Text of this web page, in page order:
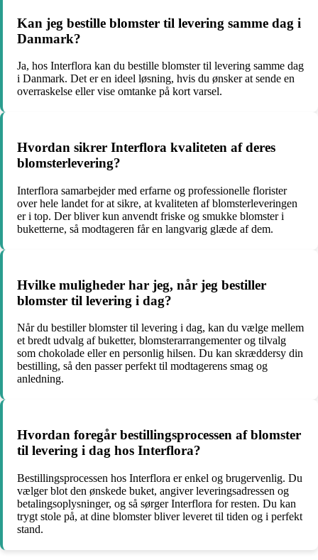
Kan jeg bestille blomster til levering samme dag i
Danmark?
Ja, hos Interflora kan du bestille blomster til levering samme dag
i Danmark. Det er en ideel løsning, hvis du ønsker at sende en
overraskelse eller vise omtanke på kort varsel.
Hvordan sikrer Interflora kvaliteten af deres
blomsterlevering?
Interflora samarbejder med erfarne og professionelle florister
over hele landet for at sikre, at kvaliteten af blomsterleveringen
er i top. Der bliver kun anvendt friske og smukke blomster i
buketterne, så modtageren får en langvarig glæde af dem.
Hvilke muligheder har jeg, når jeg bestiller
blomster til levering i dag?
Når du bestiller blomster til levering i dag, kan du vælge mellem
et bredt udvalg af buketter, blomsterarrangementer og tilvalg
som chokolade eller en personlig hilsen. Du kan skræddersy din
bestilling, så den passer perfekt til modtagerens smag og
anledning.
Hvordan foregår bestillingsprocessen af blomster
til levering i dag hos Interflora?
Bestillingsprocessen hos Interflora er enkel og brugervenlig. Du
vælger blot den ønskede buket, angiver leveringsadressen og
betalingsoplysninger, og så sørger Interflora for resten. Du kan
trygt stole på, at dine blomster bliver leveret til tiden og i perfekt
stand.